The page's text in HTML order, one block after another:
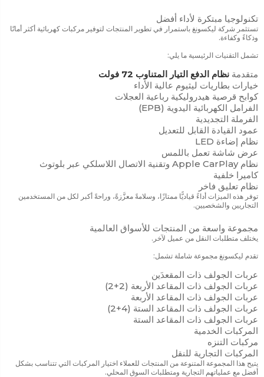
تكنولوجيا مبتكرة لأداء أفضل
تستثمر شركة ليكسونغ باستمرار في تطوير المنتجات لتوفير مركبات كهربائية أكثر أمانًا
وذكاءً وكفاءة.
تشمل التقنيات الرئيسية ما يلي:
متقدمة نظام الدفع التيار المتناوب 72 فولت
خيارات بطاريات ليثيوم عالية الأداء
كوابح قرصية هيدروليكية رباعية العجلات
الفرامل الكهربائية اليدوية (EPB)
الفرملة التجديدية
عمود القيادة القابل للتعديل
نظام إضاءة LED
عرض شاشة تعمل باللمس
نظام Apple CarPlay وتقنية الاتصال اللاسلكي عبر بلوتوث
كاميرا خلفية
نظام تعليق فاخر
توفر هذه الميزات أداءً قياديًّا ممتازًا، وسلامةً معزَّزةً، وراحةً أكبر لكل من المستخدمين
التجاريين والشخصيين.
مجموعة واسعة من المنتجات للأسواق العالمية
يختلف متطلبات النقل من عميل لآخر.
تقدم ليكسونغ مجموعة شاملة تشمل:
عربات الجولف ذات المقعدَين
عربات الجولف ذات المقاعد الأربعة (2+2)
عربات الجولف ذات المقاعد الأربعة
عربات الجولف ذات المقاعد الستة (4+2)
عربات الجولف ذات المقاعد الستة
المركبات الخدمية
مركبات التنزه
المركبات التجارية للنقل
يتيح هذا المجموعة المتنوعة من المنتجات للعملاء اختيار المركبات التي تتناسب بشكل
أفضل مع عملياتهم التجارية ومتطلبات السوق المحلي.